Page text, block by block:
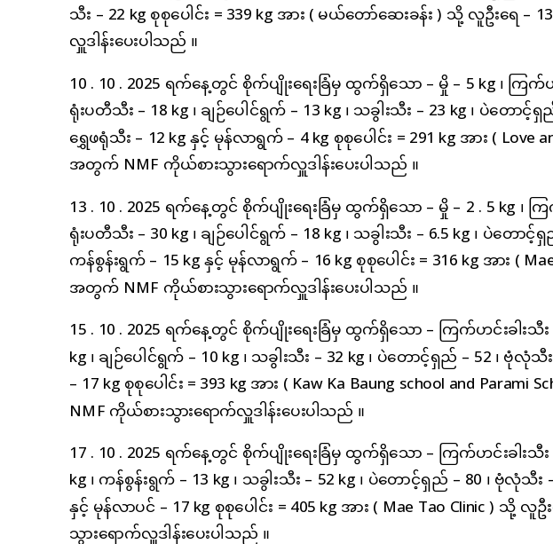
သီး – 22 kg စုစုပေါင်း = 339 kg အား ( မယ်တော်ဆေးခန်း ) သို့ လူဦးရေ
လှူဒါန်းပေးပါသည် ။
10 . 10 . 2025 ရက်နေ့တွင် စိုက်ပျိုးရေးခြံမှ ထွက်ရှိသော – မှို – 5 kg ၊ ကြက်ဟ
ရုံးပတီသီး – 18 kg ၊ ချဉ်ပေါင်ရွက် – 13 kg ၊ သခွါးသီး – 23 kg ၊ ပဲတောင့်ရှ
ရွှေဖရုံသီး – 12 kg နှင့် ‌မုန်လာရွက် – 4 kg စုစုပေါင်း = 291 kg အား ( Love
အတွက် NMF ကိုယ်စားသွားရောက်လှူဒါန်းပေးပါသည် ။
13 . 10 . 2025 ရက်နေ့တွင် စိုက်ပျိုးရေးခြံမှ ထွက်ရှိသော – မှို – 2 . 5 kg ၊ ကြ
ရုံးပတီသီး – 30 kg ၊ ချဉ်ပေါင်ရွက် – 18 kg ၊ သခွါးသီး – 6.5 kg ၊ ပဲတောင့်ရှ
ကန်စွန်းရွက် – 15 kg နှင့် ‌မုန်လာရွက် – 16 kg စုစုပေါင်း = 316 kg အား (
အတွက် NMF ကိုယ်စားသွားရောက်လှူဒါန်းပေးပါသည် ။
15 . 10 . 2025 ရက်နေ့တွင် စိုက်ပျိုးရေးခြံမှ ထွက်ရှိသော – ကြက်ဟင်းခါးသီး
kg ၊ ချဉ်ပေါင်ရွက် – 10 kg ၊ သခွါးသီး – 32 kg ၊ ပဲတောင့်ရှည် – 52 ၊ ဗုံလုံ
– 17 kg စုစုပေါင်း = 393 kg အား ( Kaw Ka Baung school and
NMF ကိုယ်စားသွားရောက်လှူဒါန်းပေးပါသည် ။
17 . 10 . 2025 ရက်နေ့တွင် စိုက်ပျိုးရေးခြံမှ ထွက်ရှိသော – ကြက်ဟင်းခါးသီး
kg ၊ ကန်စွန်းရွက် – 13 kg ၊ သခွါးသီး – 52 kg ၊ ပဲတောင့်ရှည် – 80 ၊ ဗုံလုံသီး
နှင့် မုန်လာပင် – 17 kg စုစုပေါင်း = 405 kg အား ( Mae Tao Clinic ) သို့
သွားရောက်လှူဒါန်းပေးပါသည် ။